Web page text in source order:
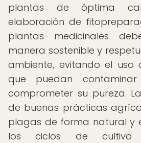
plantas de óptima
elaboración de
plantas medicinales
manera sostenible y
ambiente, evitando el uso
que puedan
comprometer su pureza.
de buenas prácticas
plagas de forma natural y
los ciclos de cultivo